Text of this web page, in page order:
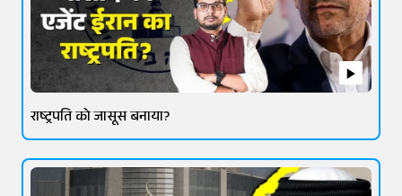
राष्ट्रपति को जासूस बनाया?